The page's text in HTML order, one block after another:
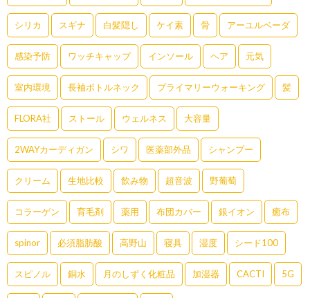
シリカ スギナ 白髪隠し ケイ素 骨 アーユルベーダ
感染予防 ワッチキャップ インソール ヘア 元気
室内環境 長袖ボトルネック プライマリーウォーキング 髪
FLORA社 ストール ウェルネス 大容量
2WAYカーディガン シワ 医薬部外品 シャンプー
クリーム 生地比較 飲み物 超音波 野葡萄
コラーゲン 育毛剤 薬用 布団カバー 銀イオン 癒布
spinor 必須脂肪酸 高野山 寝具 湿度 シード100
スピノル 銅水 月のしずく化粧品 加湿器 CACTI 5G